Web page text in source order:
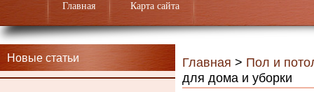
Главная Карта сайта
Новые статьи Главная > Пол и
для дома и уборки